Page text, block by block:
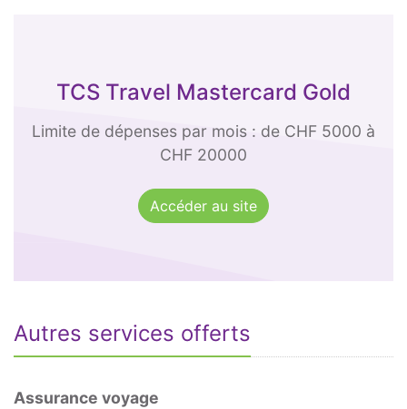
TCS Travel Mastercard Gold
Limite de dépenses par mois : de CHF 5000 à
CHF 20000
Accéder au site
Autres services offerts
Assurance voyage